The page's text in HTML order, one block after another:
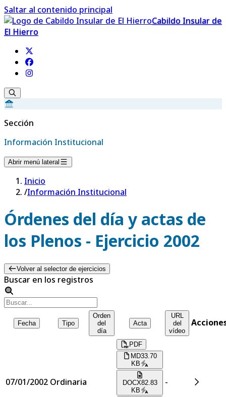
Saltar al contenido principal
Cabildo Insular de
El Hierro
Sección
Información Institucional
Abrir menú lateral
Inicio
/Información Institucional
Órdenes del día y actas de
los Plenos - Ejercicio 2002
Volver al selector de ejercicios
Buscar en los registros
Fecha Tipo
Orden
del
día
Acta
URL
del
vídeo
07/01/2002 Ordinaria
PDF
MD33.70
KB
DOCX82.83
KB
-